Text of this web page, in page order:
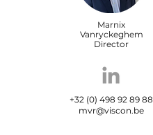
Marnix
Vanryckeghem
Director
+32 (0) 498 92 89 88
mvr@viscon.be